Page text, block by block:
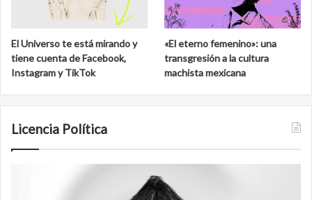
El Universo te está mirando y
tiene cuenta de Facebook,
Instagram y TikTok
«El eterno femenino»: una
transgresión a la cultura
machista mexicana
Licencia Política